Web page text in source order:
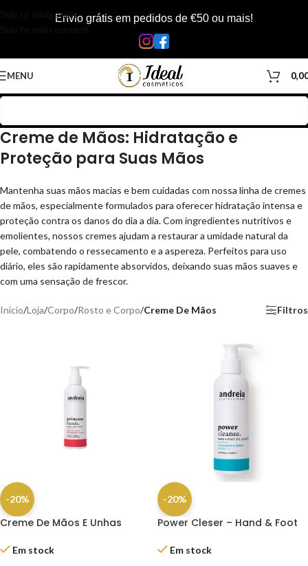
Skip to navigationEnvio grátis em pedidos de €50 ou mais!
MENU
Creme de Mãos: Hidratação e
Proteção para Suas Mãos
Mantenha suas mãos macias e bem cuidadas com nossa linha de cremes
de mãos, especialmente formulados para oferecer hidratação intensa e
proteção contra os danos do dia a dia. Com ingredientes nutritivos e
emolientes, nossos cremes ajudam a restaurar a umidade natural da
pele, combatendo o ressecamento e a aspereza. Perfeitos para uso
diário, eles são rapidamente absorvidos, deixando suas mãos suaves e
com uma sensação de frescor.
Início/Loja/Corpo/Rosto e Corpo/Creme De Mãos Filtros
-20%
Creme De Mãos E Unhas
Em stock
-20%
Power Cleser – Hand & Foot
Em stock